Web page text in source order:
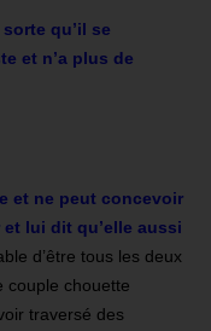
qu’il se
et n’a plus de
et ne peut concevoir
lui dit qu’elle aussi
d’être tous les deux
couple chouette
traversé des